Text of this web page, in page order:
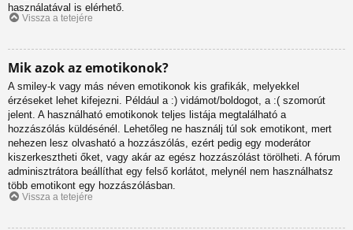
használatával is elérhető.
Vissza a tetejére
Mik azok az emotikonok?
A smiley-k vagy más néven emotikonok kis grafikák, melyekkel
érzéseket lehet kifejezni. Például a :) vidámot/boldogot, a :( szomorút
jelent. A használható emotikonok teljes listája megtalálható a
hozzászólás küldésénél. Lehetőleg ne használj túl sok emotikont, mert
nehezen lesz olvasható a hozzászólás, ezért pedig egy moderátor
kiszerkesztheti őket, vagy akár az egész hozzászólást törölheti. A fórum
adminisztrátora beállíthat egy felső korlátot, melynél nem használhatsz
több emotikont egy hozzászólásban.
Vissza a tetejére